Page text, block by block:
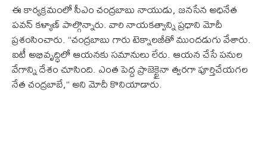
ఈ కార్యక్రమంలో సీఎం చంద్రబాబు నాయుడు, జనసేన అధినేత
పవన్ కళ్యాణ్ పాల్గొన్నారు. వారి నాయకత్వాన్ని ప్రధాని మోదీ
ప్రశంసించారు. “చంద్రబాబు గారు టెక్నాలజీతో ముందడుగు వేశారు.
ఐటీ అభివృద్ధిలో ఆయనకు సమానులు లేరు. ఆయన చేసే పనుల
వేగాన్ని దేశం చూసింది. ఎంత పెద్ద ప్రాజెక్టైనా త్వరగా పూర్తిచేయగల
నేత చంద్రబాబే,” అని మోదీ కొనియాడారు.